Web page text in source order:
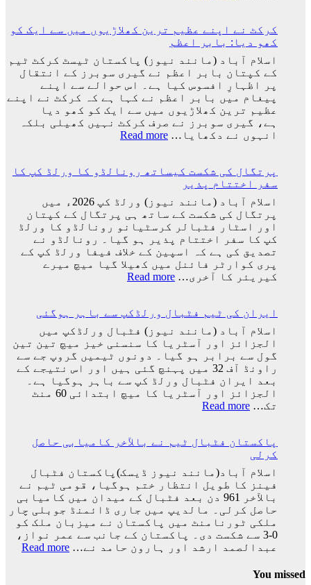
واپس
کیوں
گئے؟
وجہ
سامنے
آ
گئی
کا
بند
ہوا،
جو
اچھا
کھیلے
گا
وہ
ٹیم
ہوگا:
فاطمہ
ثنا
کرکٹ نے اپنے عظیم ترین کھلاڑیوں میں سے ایک کو
کھو دیا: بابر اعظم
اسلام آباد (مانند نیوز) پاکستان ٹیسٹ کرکٹ ٹیم
کے کپتان بابر اعظم نے گیری سوبرز کے انتقال
پر اظہارِ افسوس کیا ہے۔ اس حوالے سے اپنے
پیغام میں بابر اعظم نے کہا ہے کہ کرکٹ نے اپنے
عظیم ترین کھلاڑیوں میں سے ایک کو کھو دیا
ہے، گیری سوبرز نے صرف کرکٹ نہیں کھیلی بلکہ
انہوں نے دکھایا… Read more
:
اپنے
ترین
کھلاڑیوں
میں
سے
ایک
کو
کھو
پرتگال کی شکست کیساتھ رونالڈو کا ورلڈ کپ کا
سفر اختتام پذیر
اسلام آباد (مانند نیوز) ورلڈ کپ 2026ء میں
پرتگال کی شکست کے ساتھ ہی پرتگال کے کپتان
اور اسٹار فٹبالر کرسٹیانو رونالڈو کا ورلڈ
کپ کا سفر اختتام پذیر ہو گیا۔ رونالڈو نے
تصدیق کی ہے کہ اسپین کے خلاف فیفا ورلڈ کپ کے
پری کوارٹر فائنل میں کھیلا گیا میچ میرے
کیریئر کا آخری… Read more
:
شکست
کیساتھ
رونالڈو
کا
ورلڈ
کپ
کا
سفر
ایران کی ٹیم فٹبال ورلڈکپ سے باہر ہوگئی
اسلام آباد (مانند نیوز) فٹبال ورلڈکپ میں
الجزائز اور آسٹریا کا سنسنی خیز میچ تین تین
گول سے برابر ہو گیا۔ دونوں ٹیمیں گروپ جے سے
راونڈ آف 32 میں پہنچ گئی ہیں اور اس نتیجے کے
بعد ایران فٹبال ورلڈ کپ سے باہر ہوگیا ہے۔
الجزائز اور آسٹریا کا میچ ابتدائی 60 منٹ
تک… Read more
:
ٹیم
سے
باہر
ہوگئی
پاکستان فٹبال ٹیم نے بالآخر کامیابی حاصل
کرلی
اسلام آباد(مانند نیوز ڈیسک)پاکستان فٹبال
فینز کا طویل انتظار ختم ہوگیا، قومی ٹیم نے
بالآخر 961 دن بعد فٹبال کے میدان میں کامیابی
حاصل کرلی۔ مالدیپ میں جاری ڈائمنڈ جوبلی چار
ملکی ٹورنامنٹ میں پاکستان نے میزبان ملک کو
0-3 سے شکست دی۔ پاکستان کے جانب سے عمر نواز،
عبدالصمد ارشد اور ہارون حامد نے… Read more
:
You missed